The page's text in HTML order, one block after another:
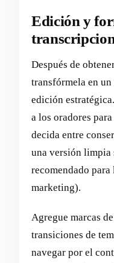
Edición y
Después de
transfórmela en
edición
a los oradores
decida entre
una versión limpia
recomendado
marketing).
Agregue marcas
transiciones de
navegar por el